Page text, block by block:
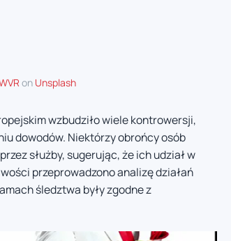
on Unsplash
wzbudziło wiele kontrowersji,
dowodów. Niektórzy obrońcy osób
służby, sugerując, że ich udział w
przeprowadzono analizę działań
śledztwa były zgodne z